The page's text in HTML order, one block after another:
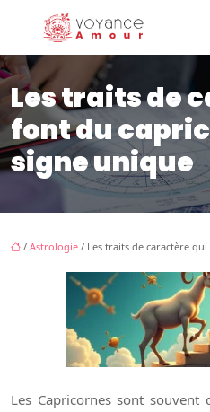
Les traits de
font du
signe unique
/ Astrologie / Les traits de caractère
Les Capricornes sont souvent